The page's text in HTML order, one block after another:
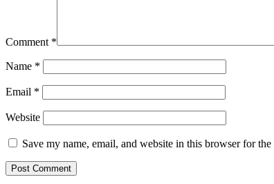
Comment *
Name *
Email *
Website
Save my name, email, and website in this browser for